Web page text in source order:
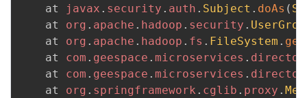
	at
javax . security . auth . Subject . doAs (
	at
org . apache . hadoop . security .
	at
org . apache . hadoop . fs . FileSystem . get
	at
com . geespace . microservices .
	at
com . geespace . microservices .
	at
org . springframework . cglib . proxy .